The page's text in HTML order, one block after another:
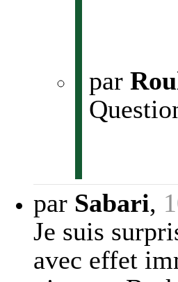
par
par Sabari,
Je suis
avec effet